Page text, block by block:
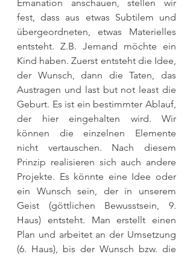
Emanation anschauen, stellen wir
fest, dass aus etwas Subtilem und
übergeordneten, etwas Materielles
entsteht. Z.B. Jemand möchte ein
Kind haben. Zuerst entsteht die Idee,
der Wunsch, dann die Taten, das
Austragen und last but not least die
Geburt. Es ist ein bestimmter Ablauf,
der hier eingehalten wird. Wir
können die einzelnen Elemente
nicht vertauschen. Nach diesem
Prinzip realisieren sich auch andere
Projekte. Es könnte eine Idee oder
ein Wunsch sein, der in unserem
Geist (göttlichen Bewusstsein, 9.
Haus) entsteht. Man erstellt einen
Plan und arbeitet an der Umsetzung
(6. Haus), bis der Wunsch bzw. die